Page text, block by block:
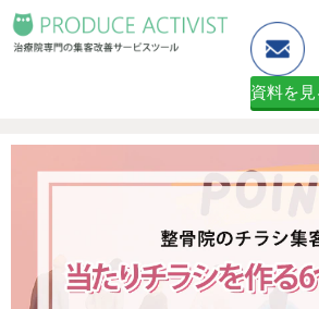
資料を見
予約システム・顧客管
資料ダウンロード（無料
２ヶ月無料体験申し込みフ